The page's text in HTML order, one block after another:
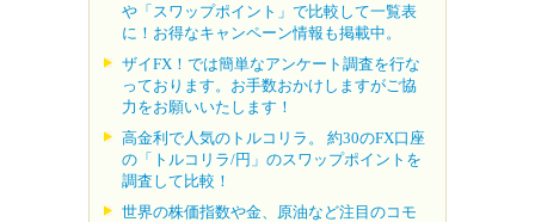
や「スワップポイント」で比較して一覧表
に！お得なキャンペーン情報も掲載中。
ザイFX！では簡単なアンケート調査を行な
っております。お手数おかけしますがご協
力をお願いいたします！
高金利で人気のトルコリラ。 約30のFX口座
の「トルコリラ/円」のスワップポイントを
調査して比較！
世界の株価指数や金、原油など注目のコモ